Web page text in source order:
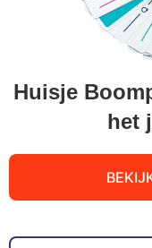
Huisje
het